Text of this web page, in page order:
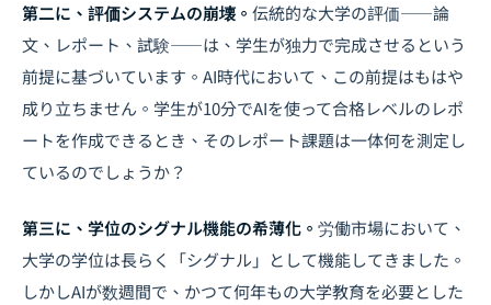
第二に、評価システムの崩壊。 伝統的な大学の評価――論
文、レポート、試験――は、学生が独力で完成させるという
前提に基づいています。AI時代において、この前提はもはや
成り立ちません。学生が10分でAIを使って合格レベルのレポ
ートを作成できるとき、そのレポート課題は一体何を測定し
ているのでしょうか？
第三に、学位のシグナル機能の希薄化。 労働市場において、
大学の学位は長らく「シグナル」として機能してきました。
しかしAIが数週間で、かつて何年もの大学教育を必要とした